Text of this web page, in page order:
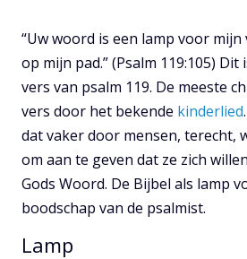
“Uw woord is een lamp voor
op mijn pad.” (Psalm 119:105)
vers van psalm 119. De meeste
vers door het bekende kinderlied
dat vaker door mensen, terecht,
om aan te geven dat ze zich
Gods Woord. De Bijbel als lamp
boodschap van de psalmist.
Lamp